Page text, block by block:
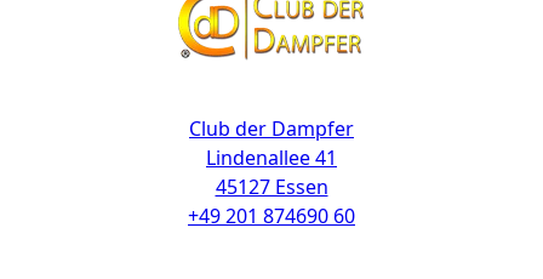
Club der Dampfer
Lindenallee 41
45127 Essen
+49 201 874690 60